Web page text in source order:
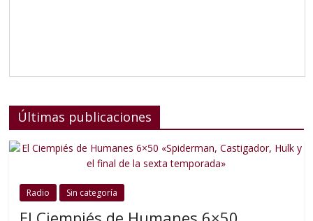
Últimas publicaciones
Radio Sin categoría